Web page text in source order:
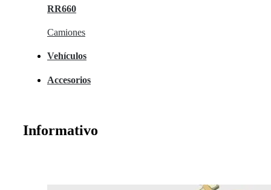
RR660
Camiones
Vehículos
Accesorios
Informativo